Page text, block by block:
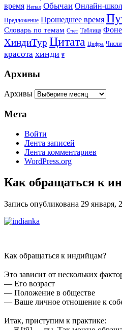
время Непал Обычаи Онлайн-
Предложение Прошедшее время
Словарь по темам Счет Таблица
ХиндиТур Цитата Цифра
красота хинди ह
Архивы
Архивы
Мета
Войти
Лента записей
Лента комментариев
WordPress.org
Как обращаться к
Запись опубликована 29 января,
Как обращаться к индийцам?
Это зависит от нескольких
— Его возраст
— Положение в обществе
— Ваше личное отношение к
Итак, приступим к практике: